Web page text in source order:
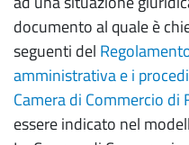
documento al quale è
seguenti del
amministrativa e i
Camera di Commercio di
essere indicato nel